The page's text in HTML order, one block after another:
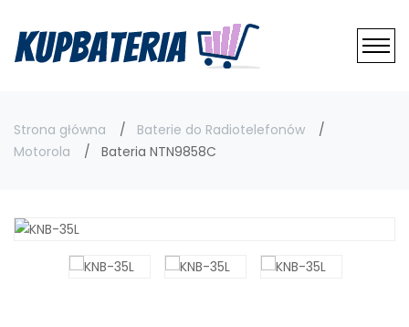
Strona główna
Baterie do Radiotelefonów
Motorola
Bateria NTN9858C